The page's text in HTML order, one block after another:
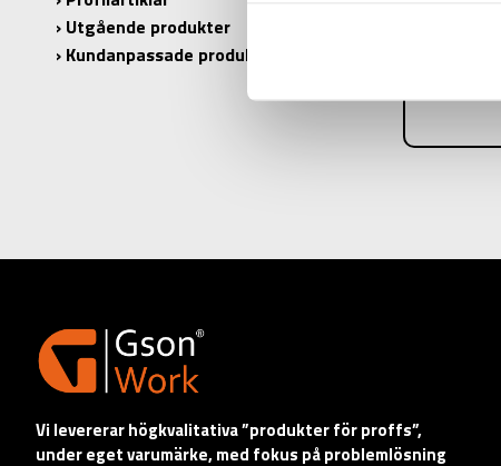
Utgående produkter
Kundanpassade produkter
Vi levererar högkvalitativa ”produkter för proffs”,
under eget varumärke, med fokus på problemlösning